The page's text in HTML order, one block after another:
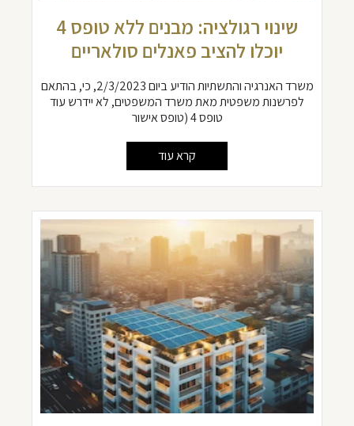
שינוי רגולציה: מבנים ללא טופס 4
יוכלו להציב פאנלים סולאריים
משרד האנרגיה והתשתיות הודיע ביום 2/3/2023, כי, בהתאם
לפרשנות משפטית מאת משרד המשפטים, לא יידרש עוד
טופס 4 (טופס אישור
קרא עוד